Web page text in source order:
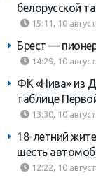
белорусской
15:11, 10
Брест —
14:29, 10
ФК «Нива» из
таблице
13:30, 10
18-летний
шесть
12:22, 10